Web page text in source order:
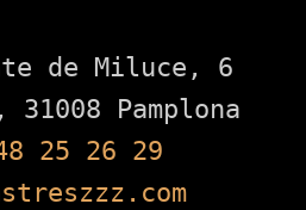
de Miluce, 6
25 26 29